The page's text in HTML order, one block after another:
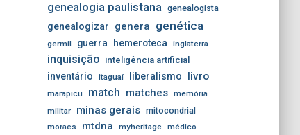
genealogia paulistana genealogista
genealogizar genera genética
germil guerra hemeroteca inglaterra
inquisição inteligência artificial
inventário itaguaí liberalismo livro
marapicu match matches
memória
militar
minas gerais mitocondrial
moraes mtdna myheritage médico